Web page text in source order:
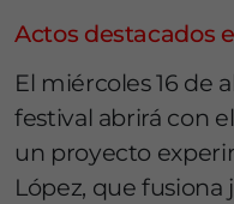
Actos destacados
El miércoles 16 de
festival abrirá con el
un proyecto
López, que fusiona